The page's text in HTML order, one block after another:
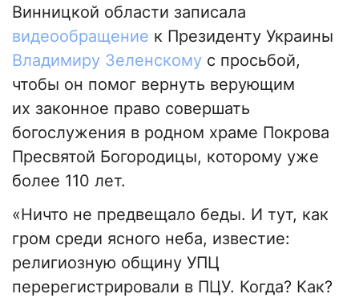
Винницкой области записала
видеообращение к Президенту Украины
Владимиру Зеленскому с просьбой,
чтобы он помог вернуть верующим
их законное право совершать
богослужения в родном храме Покрова
Пресвятой Богородицы, которому уже
более 110 лет.
«Ничто не предвещало беды. И тут, как
гром среди ясного неба, известие:
религиозную общину УПЦ
перерегистрировали в ПЦУ. Когда? Как?